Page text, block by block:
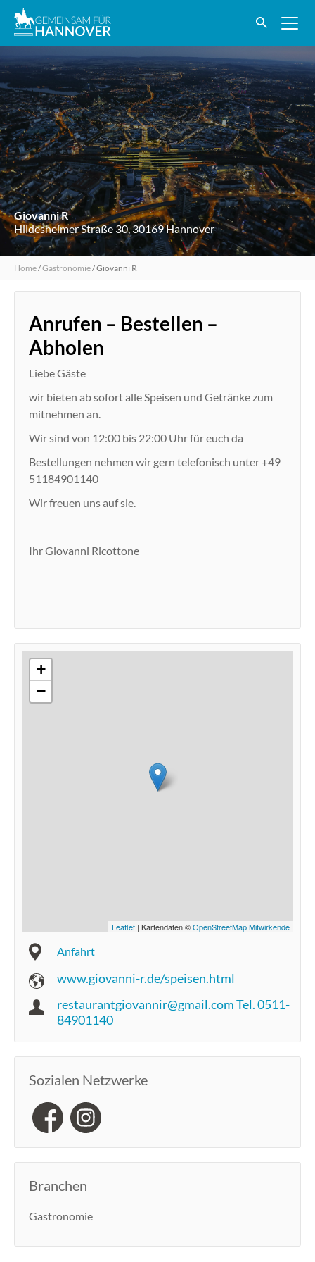
Giovanni R
Hildesheimer Straße 30, 30169 Hannover
Home/Gastronomie/Giovanni R
Anrufen – Bestellen –
Abholen
Liebe Gäste
wir bieten ab sofort alle Speisen und Getränke zum
mitnehmen an.
Wir sind von 12:00 bis 22:00 Uhr für euch da
Bestellungen nehmen wir gern telefonisch unter +49
51184901140
Wir freuen uns auf sie.
Ihr Giovanni Ricottone
+
−
Leaflet | Kartendaten ©OpenStreetMap Mitwirkende
Anfahrt
www.giovanni-r.de/speisen.html
restaurantgiovannir@gmail.com Tel. 0511-
84901140
Sozialen Netzwerke
Branchen
Gastronomie